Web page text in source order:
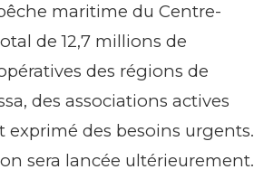
maritime du Centre-
de 12,7 millions de
des régions de
des associations actives
exprimé des besoins urgents.
sera lancée ultérieurement.